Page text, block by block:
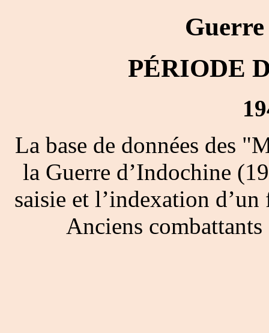
PÉRIODE
La base de données des
la Guerre d’Indochine
saisie et l’indexation
Anciens